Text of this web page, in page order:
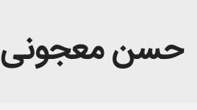
حسن معجونی